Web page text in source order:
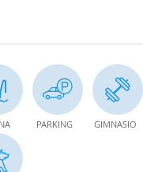
PARKING GIMNASIO